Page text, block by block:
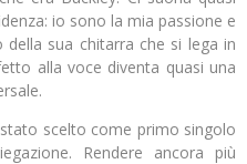
io sono la mia passione e
sua chitarra che si lega in
alla voce diventa quasi una
scelto come primo singolo
Rendere ancora più